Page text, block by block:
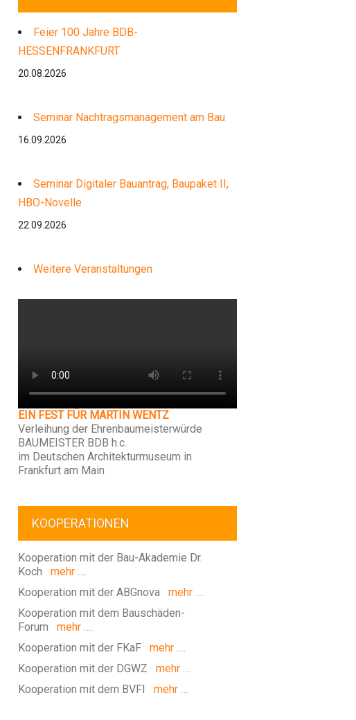
Feier 100 Jahre BDB-
HESSENFRANKFURT
20.08.2026
Seminar Nachtragsmanagement am Bau
16.09.2026
Seminar Digitaler Bauantrag, Baupaket II,
HBO-Novelle
22.09.2026
Weitere Veranstaltungen
EIN FEST FÜR MARTIN WENTZ
Verleihung der Ehrenbaumeisterwürde
BAUMEISTER BDB h.c.
im Deutschen Architekturmuseum in
Frankfurt am Main
KOOPERATIONEN
Kooperation mit der Bau-Akademie Dr.
Koch mehr ….
Kooperation mit der ABGnovamehr ….
Kooperation mit dem Bauschäden-
Forum mehr ….
Kooperation mit der FKaFmehr ….
Kooperation mit der DGWZ mehr ….
Kooperation mit dem BVFI mehr ….